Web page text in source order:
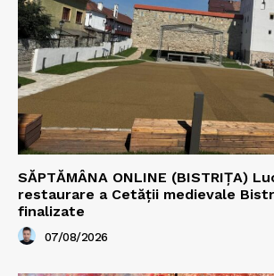
SĂPTĂMÂNA ONLINE (BISTRIȚA)
restaurare a Cetăţii medievale
finalizate
07/08/2026